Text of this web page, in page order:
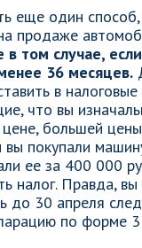
еще один
продаже
в том случае,
36 месяцев.
в налоговые
что вы
большей
вы покупали
ее за 400 000
налог. Правда, вы
до 30 апреля
по форме